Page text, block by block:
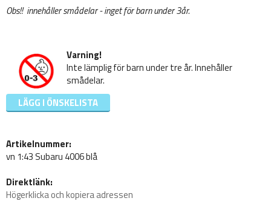
Obs!! innehåller smådelar - inget för barn under 3år.
Varning!
Inte lämplig för barn under tre år. Innehåller
smådelar.
LÄGG I ÖNSKELISTA
Artikelnummer:
vn 1:43 Subaru 4006 blå
Direktlänk:
Högerklicka och kopiera adressen